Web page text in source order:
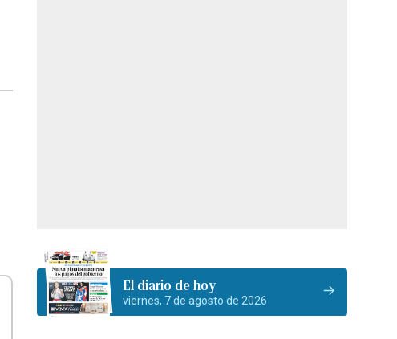
El diario de hoy
viernes, 7 de agosto de 2026